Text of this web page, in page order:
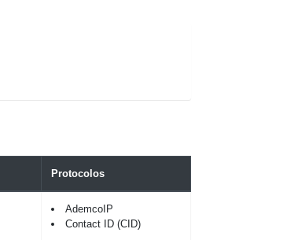
Protocolos
AdemcoIP
Contact ID (CID)